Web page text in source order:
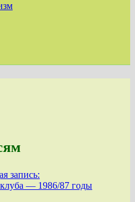
запись:
— 1986/87 годы